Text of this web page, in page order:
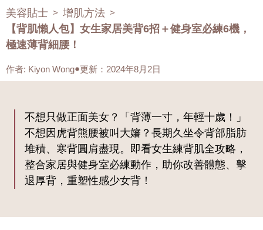
美容貼士 > 增肌方法 >
【背肌懶人包】女生家居美背6招＋健身室必練6機，
極速薄背細腰！
作者: Kiyon Wong 更新：2024年8月2日
不想只做正面美女？「背薄一寸，年輕十歲！」
不想因虎背熊腰被叫大嬸？長期久坐令背部脂肪
堆積、寒背圓肩盡現。即看女生練背肌全攻略，
整合家居與健身室必練動作，助你改善體態、擊
退厚背，重塑性感少女背！